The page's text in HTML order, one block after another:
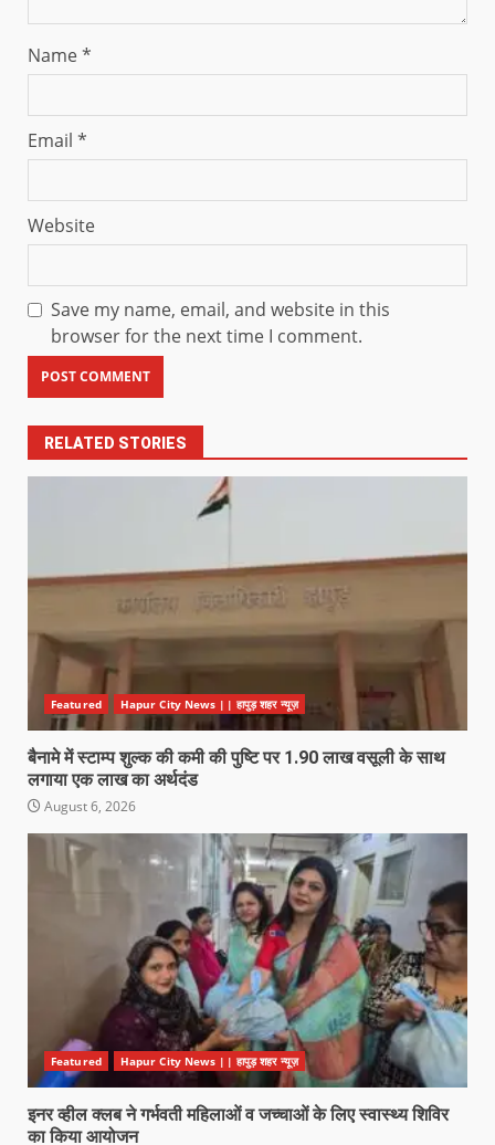
Name*
Email *
Website
Save my name, email, and website in this
browser for the next time I comment.
RELATED STORIES
Featured Hapur City News || हापुड़ शहर न्यूज़
बैनामे में स्टाम्प शुल्क की कमी की पुष्टि पर 1.90 लाख वसूली के साथ
लगाया एक लाख का अर्थदंड
August 6, 2026
Featured Hapur City News || हापुड़ शहर न्यूज़
इनर व्हील क्लब ने गर्भवती महिलाओं व जच्चाओं के लिए स्वास्थ्य शिविर
का किया आयोजन